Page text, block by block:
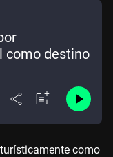
como destino
como